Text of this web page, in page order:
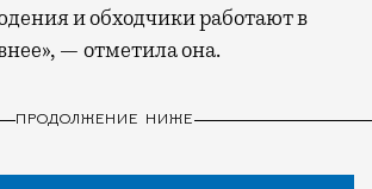
и обходчики работают в
— отметила она.
ПРОДОЛЖЕНИЕ НИЖЕ